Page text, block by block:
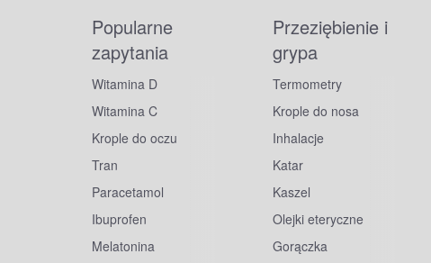
Popularne
zapytania
Witamina D
Witamina C
Krople do oczu
Tran
Paracetamol
Ibuprofen
Melatonina
Przeziębienie i
grypa
Termometry
Krople do nosa
Inhalacje
Katar
Kaszel
Olejki eteryczne
Gorączka